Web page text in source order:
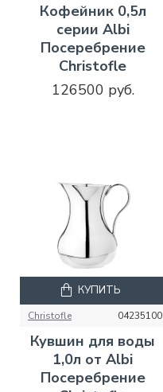
Кофейник 0,5л
серии Albi
Посеребрение
Christofle
126500 руб.
Christofle 04235100
Кувшин для воды
1,0л от Albi
Посеребрение
КУПИТЬ